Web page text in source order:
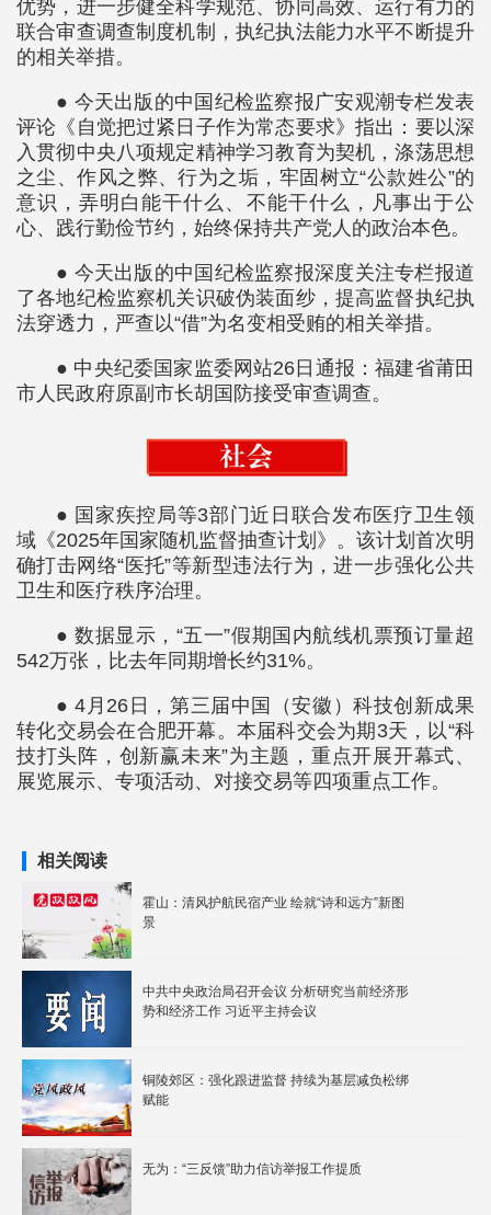
优势，进一步健全科学规范、协同高效、运行有力的
联合审查调查制度机制，执纪执法能力水平不断提升
的相关举措。
● 今天出版的中国纪检监察报广安观潮专栏发表
评论《自觉把过紧日子作为常态要求》指出：要以深
入贯彻中央八项规定精神学习教育为契机，涤荡思想
之尘、作风之弊、行为之垢，牢固树立“公款姓公”的
意识，弄明白能干什么、不能干什么，凡事出于公
心、践行勤俭节约，始终保持共产党人的政治本色。
● 今天出版的中国纪检监察报深度关注专栏报道
了各地纪检监察机关识破伪装面纱，提高监督执纪执
法穿透力，严查以“借”为名变相受贿的相关举措。
● 中央纪委国家监委网站26日通报：福建省莆田
市人民政府原副市长胡国防接受审查调查。
● 国家疾控局等3部门近日联合发布医疗卫生领
域《2025年国家随机监督抽查计划》。该计划首次明
确打击网络“医托”等新型违法行为，进一步强化公共
卫生和医疗秩序治理。
● 数据显示，“五一”假期国内航线机票预订量超
542万张，比去年同期增长约31%。
● 4月26日，第三届中国（安徽）科技创新成果
转化交易会在合肥开幕。本届科交会为期3天，以“科
技打头阵，创新赢未来”为主题，重点开展开幕式、
展览展示、专项活动、对接交易等四项重点工作。
相关阅读
霍山：清风护航民宿产业 绘就“诗和远方”新图
景
中共中央政治局召开会议 分析研究当前经济形
势和经济工作 习近平主持会议
铜陵郊区：强化跟进监督 持续为基层减负松绑
赋能
无为：“三反馈”助力信访举报工作提质